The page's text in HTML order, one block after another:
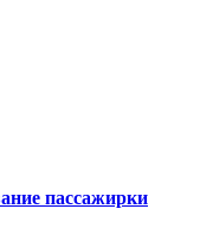
пассажирки